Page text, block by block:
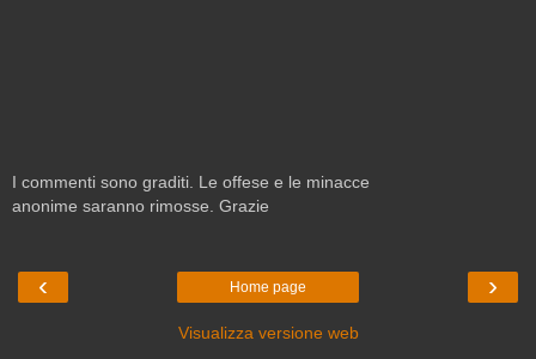
I commenti sono graditi. Le offese e le minacce
anonime saranno rimosse. Grazie
‹ ›
Home page
Visualizza versione web